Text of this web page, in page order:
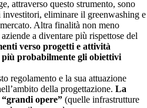
attraverso questo strumento, sono
eliminare il greenwashing e
Altra finalità non meno
a diventare più rispettose del
verso progetti e attività
più probabilmente gli obiettivi
regolamento e la sua attuazione
della progettazione. La
opere” (quelle infrastrutture